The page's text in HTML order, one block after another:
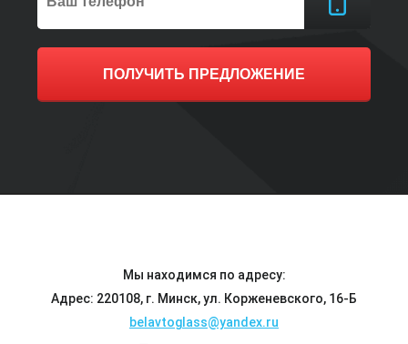
ПОЛУЧИТЬ ПРЕДЛОЖЕНИЕ
Мы находимся по адресу:
Адрес: 220108, г. Минск, ул. Корженевского, 16-Б
belavtoglass@yandex.ru